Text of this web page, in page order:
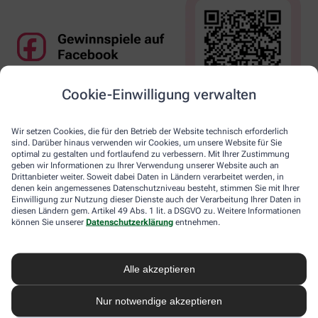
Cookie-Einwilligung verwalten
Wir setzen Cookies, die für den Betrieb der Website technisch erforderlich
sind. Darüber hinaus verwenden wir Cookies, um unsere Website für Sie
optimal zu gestalten und fortlaufend zu verbessern. Mit Ihrer Zustimmung
geben wir Informationen zu Ihrer Verwendung unserer Website auch an
Drittanbieter weiter. Soweit dabei Daten in Ländern verarbeitet werden, in
denen kein angemessenes Datenschutzniveau besteht, stimmen Sie mit Ihrer
Einwilligung zur Nutzung dieser Dienste auch der Verarbeitung Ihrer Daten in
diesen Ländern gem. Artikel 49 Abs. 1 lit. a DSGVO zu. Weitere Informationen
können Sie unserer Datenschutzerklärung entnehmen.
Alle akzeptieren
Nur notwendige akzeptieren